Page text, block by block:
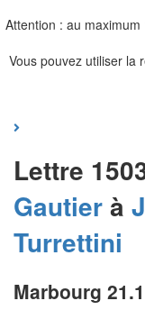
Attention : au
Vous pouvez utiliser la
Lettre
Gautierà
Turrettini
Marbourg